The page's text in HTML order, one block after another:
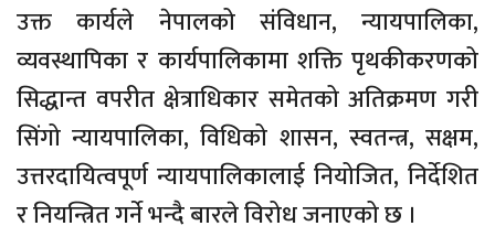
उक्त कार्यले नेपालको संविधान, न्यायपालिका,
व्यवस्थापिका र कार्यपालिकामा शक्ति पृथकीकरणको
सिद्धान्त वपरीत क्षेत्राधिकार समेतको अतिक्रमण गरी
सिंगो न्यायपालिका, विधिको शासन, स्वतन्त्र, सक्षम,
उत्तरदायित्वपूर्ण न्यायपालिकालाई नियोजित, निर्देशित
र नियन्त्रित गर्ने भन्दै बारले विरोध जनाएको छ ।